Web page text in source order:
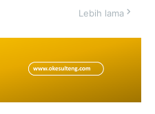
Lebih lama